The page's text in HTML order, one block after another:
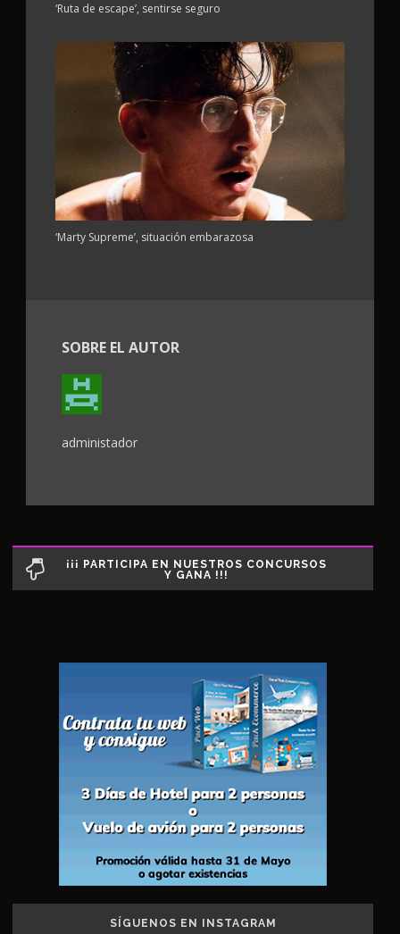
‘Ruta de escape’, sentirse seguro
‘Marty Supreme’, situación embarazosa
SOBRE EL AUTOR
administador
¡¡¡ PARTICIPA EN NUESTROS CONCURSOS
Y GANA !!!
SÍGUENOS EN INSTAGRAM